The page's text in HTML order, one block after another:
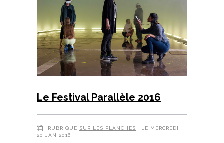
Le Festival Parallèle 2016
RUBRIQUE SUR LES PLANCHES
, LE MERCREDI
20 JAN 2016